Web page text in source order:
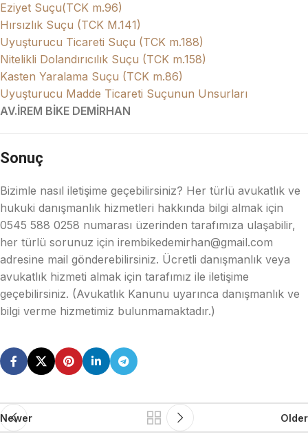
Eziyet Suçu(TCK m.96)
Hırsızlık Suçu (TCK M.141)
Uyuşturucu Ticareti Suçu (TCK m.188)
Nitelikli Dolandırıcılık Suçu (TCK m.158)
Kasten Yaralama Suçu (TCK m.86)
Uyuşturucu Madde Ticareti Suçunun Unsurları
AV.İREM BİKE DEMİRHAN
Sonuç
Bizimle nasıl iletişime geçebilirsiniz? Her türlü avukatlık ve
hukuki danışmanlık hizmetleri hakkında bilgi almak için
0545 588 0258 numarası üzerinden tarafımıza ulaşabilir,
her türlü sorunuz için irembikedemirhan@gmail.com
adresine mail gönderebilirsiniz. Ücretli danışmanlık veya
avukatlık hizmeti almak için tarafımız ile iletişime
geçebilirsiniz. (Avukatlık Kanunu uyarınca danışmanlık ve
bilgi verme hizmetimiz bulunmamaktadır.)
Newer Older